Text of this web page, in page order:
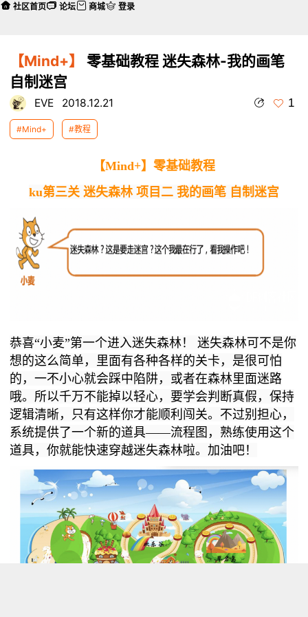
【Mind+】
零基础教程 迷失森林-我的画笔
自制迷宫
EVE 2018.12.21 1
#Mind+ #教程
【Mind+】零基础教程
ku第三关 迷失森林 项目二 我的画笔 自制迷宫
恭喜“小麦”第一个进入迷失森林！
迷失森林可不是你
想的这么简单，里面有各种各样的关卡，是很可怕
的，一不小心就会踩中陷阱，或者在森林里面迷路
哦。所以千万不能掉以轻心，要学会判断真假，保持
逻辑清晰，只有这样你才能顺利闯关。不过别担心，
系统提供了一个新的道具——流程图，熟练使用这个
道具，你就能快速穿越迷失森林啦。加油吧！
社区首页 论坛 商城 登录